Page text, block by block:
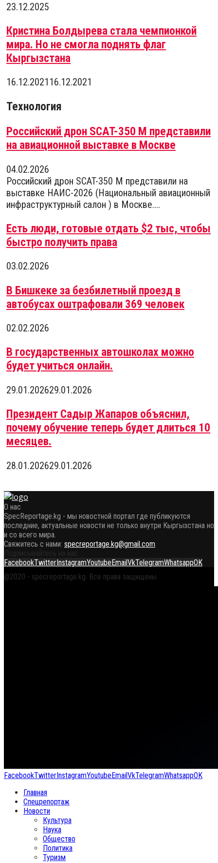
23.12.2025
Кристина Болдырева стала чемпионкой
мира. Но не смогла поднять флаг
Кыргызстана
16.12.2021 16.12.2021
Технология
Российский дрон SCAT-350 M представили
на авиационной выставке в Москве
04.02.2026
Российский дрон SCAT-350 M представили на
выставке НАИС-2026 (Национальный авиационный
инфраструктурный салон ) в Москве....
Есть люди, готовые отдать $2 тыс, чтобы
быстро получить права
03.02.2026
В Бишкеке за безбилетный проезд в
автобусах оштрафовали 369 человек
02.02.2026
В государственных автошколах можно
будет учиться онлайн.
29.01.202629.01.2026
Президент Садыр Жапаров объяснил,
почему обучение теперь будет длиться 10
месяцев.
28.01.202629.01.2026
О нас
SpecReportage.kg - мы новостной портал где публикуются
последние, актуальные новости не только внутри Кыргызстана но
и со всего мира.
Свяжитесь с нами: specreportage.kg@gmail.com
Подписывайтесь на нас
FacebookTwitterInstagramYoutubeEmailVkTelegramWhatsappOK
@2020 - specreportage.kg. Все права защищены.
FacebookTwitterInstagramYoutubeEmailVkTelegramWhatsappOK
Главная
Спецрепортаж
Новости
Культура
Наука
Общество
Политика
Туризм